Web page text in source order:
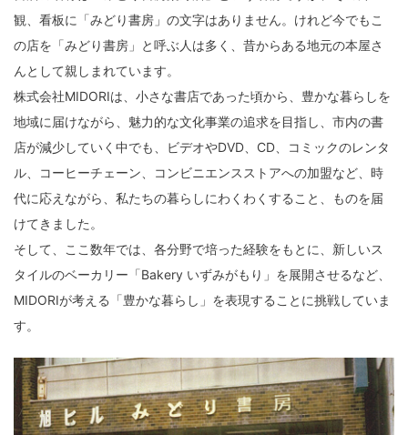
観、看板に「みどり書房」の文字はありません。けれど今でもこ
の店を「みどり書房」と呼ぶ人は多く、昔からある地元の本屋さ
んとして親しまれています。
株式会社MIDORIは、小さな書店であった頃から、豊かな暮らしを
地域に届けながら、魅力的な文化事業の追求を目指し、市内の書
店が減少していく中でも、ビデオやDVD、CD、コミックのレンタ
ル、コーヒーチェーン、コンビニエンスストアへの加盟など、時
代に応えながら、私たちの暮らしにわくわくすること、ものを届
けてきました。
そして、ここ数年では、各分野で培った経験をもとに、新しいス
タイルのベーカリー「Bakery いずみがもり」を展開させるなど、
MIDORIが考える「豊かな暮らし」を表現することに挑戦していま
す。